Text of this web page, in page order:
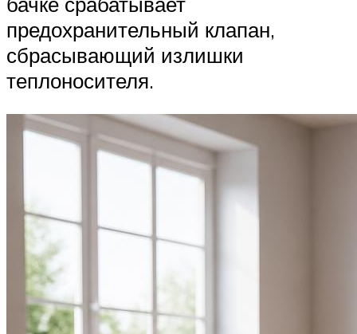
предохранительный клапан,
сбрасывающий излишки
теплоносителя.